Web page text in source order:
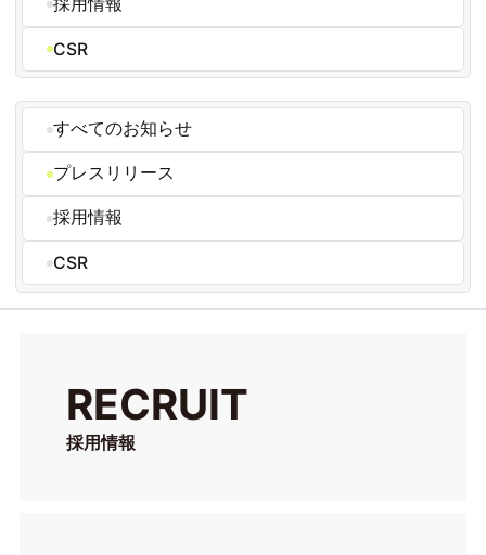
CSR
すべてのお知らせ
プレスリリース
採用情報
CSR
RECRUIT
採用情報